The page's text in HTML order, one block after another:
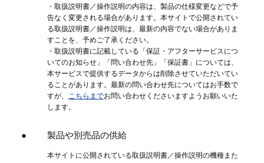
・取扱説明書／操作説明の内容は、製品の仕様変更などで予
告なく変更される場合があります。本サイトで公開されてい
る取扱説明書／操作説明は、最新の内容でない場合がありま
すことを、予めご了承ください。
・取扱説明書に記載している「保証・アフターサービスにつ
いてのお知らせ」「問い合わせ先」「保証書」については、
本サービスで提供するデータからは削除させていただいてい
ることがあります。最新の問い合わせ先についてはお手数で
すが、 こちらまでお問い合わせくださいますようお願いいた
します。
製品や別売品の供給
本サイトに公開されている取扱説明書／操作説明の機種また